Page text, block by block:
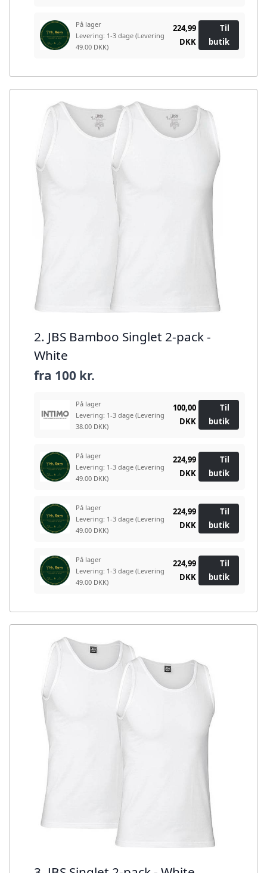
På lager
Levering: 1-3 dage (Levering
49.00 DKK)
224,99
DKK
Til
butik
2. JBS Bamboo Singlet 2-pack -
White
fra 100 kr.
På lager
Levering: 1-3 dage (Levering
38.00 DKK)
100,00
DKK
Til
butik
På lager
Levering: 1-3 dage (Levering
49.00 DKK)
224,99
DKK
Til
butik
På lager
Levering: 1-3 dage (Levering
49.00 DKK)
224,99
DKK
Til
butik
På lager
Levering: 1-3 dage (Levering
49.00 DKK)
224,99
DKK
Til
butik